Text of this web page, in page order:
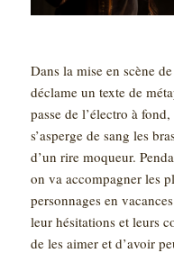
Dans la mise en scène
déclame un texte de
passe de l’électro à
s’asperge de sang les
d’un rire moqueur.
on va accompagner les
personnages en
leur hésitations et leurs
de les aimer et d’avoir